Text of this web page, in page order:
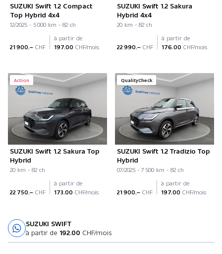
SUZUKI Swift 1.2 Compact
Top Hybrid 4x4
12/2025 - 5 000 km - 82 ch
21 900.– CHF
à partir de
197.00 CHF/mois
SUZUKI Swift 1.2 Sakura
Hybrid 4x4
20 km - 82 ch
22 990.– CHF
à partir de
176.00 CHF/mois
Action
SUZUKI Swift 1.2 Sakura Top
Hybrid
20 km - 82 ch
22 750.– CHF
à partir de
173.00 CHF/mois
QualityCheck
SUZUKI Swift 1.2 Tradizio Top
Hybrid
07/2025 - 7 500 km - 82 ch
21 900.– CHF
à partir de
197.00 CHF/mois
SUZUKI SWIFT
à partir de 192.00 CHF/mois